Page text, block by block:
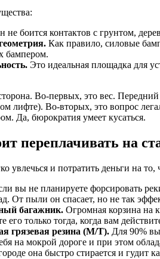
не боится контактов с грунтом,
Как правило, силовые
бампером.
Это идеальная площадка для
Во-первых, это вес.
лифте). Во-вторых, это вопрос
Да, бюрократия умеет кусаться.
переплачивать на
увлечься и потратить деньги на
вы не планируете форсировать
От пыли он спасает, но не так
багажник. Огромная корзина на
его только тогда, когда вам
грязевая резина (M/T). Для 90%
на мокрой дороге и при этом
она быстро стирается и гудит